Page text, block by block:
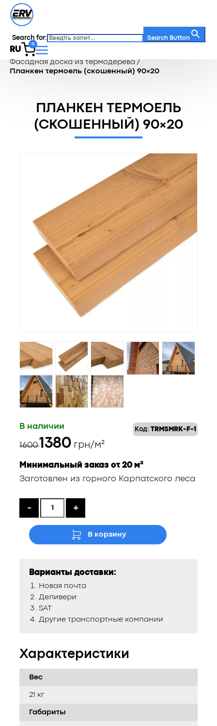
Search for: Search Button
RU
0
Главная / Каталог
Фасадная доска из термодерева /
Планкен термоель (скошенный) 90×20
ПЛАНКЕН ТЕРМОЕЛЬ
(СКОШЕННЫЙ) 90×20
Код: TRMSMRK-F-1
В наличии
1600
Первоначальная
цена
составляла
1380
Текущая
цена:
1380 ₴.
грн/м²
Минимальный заказ от 20 м²
Заготовлен из горного Карпатского леса
- +
В корзину
Варианты доставки:
Новая почта
Деливери
SAT
Другие транспортные компании
Характеристики
Вес
21 кг
Габариты